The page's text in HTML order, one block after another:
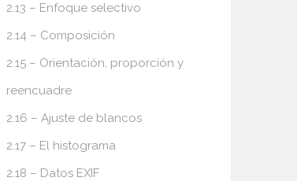
2.13 – Enfoque selectivo
2.14 – Composición
2.15 – Orientación, proporción y
reencuadre
2.16 – Ajuste de blancos
2.17 – El histograma
2.18 – Datos EXIF